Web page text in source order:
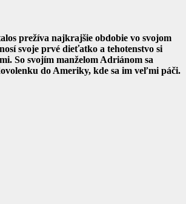
prežíva najkrajšie obdobie vo svojom
svoje prvé dieťatko a tehotenstvo si
So svojím manželom Adriánom sa
do Ameriky, kde sa im veľmi páči.